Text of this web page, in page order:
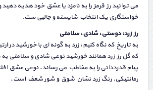
می توانید رز قرمز را به نامزد یا عشق خود هدیه دهید
خواستگاری یک انتخاب شایسته و جالبی ست.
رز زرد: دوستی، شادی، سلامتی
به تاریخ که نگاه کنیم، زرد به گونه ای با خورشید در
که گل رز زرد همانند خورشید نوعی شادی و سلامتی به
پیام قدرددانی را به مخاطب می رساند. نوعی عشق
رمانتیکی. رنگ زرد نشان شوق و شور شعف است.